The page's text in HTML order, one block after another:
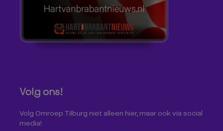
Volg ons!
Volg Omroep Tilburg niet alleen hier, maar ook via social
media!